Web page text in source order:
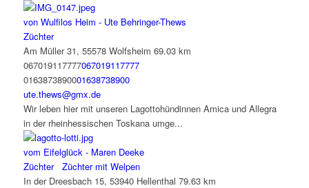
von Wulfilos Heim - Ute Behringer-Thews
Züchter
Am Müller 31, 55578 Wolfsheim 69.03 km
067019117777067019117777
0163873890001638738900
ute.thews@gmx.de
Wir leben hier mit unseren Lagottohündinnen Amica und Allegra
in der rheinhessischen Toskana umge...
vom Eifelglück - Maren Deeke
Züchter
Züchter mit Welpen
In der Dreesbach 15, 53940 Hellenthal 79.63 km